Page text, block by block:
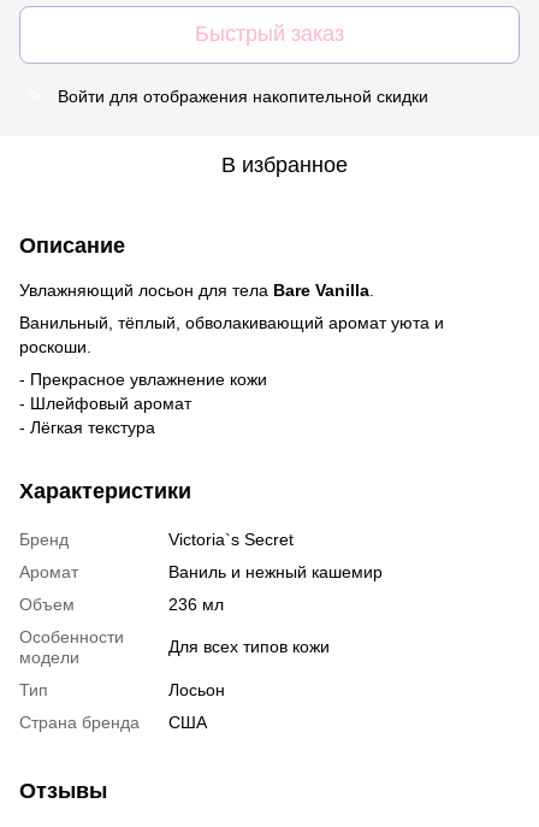
Быстрый заказ
Войти для отображения накопительной скидки
В избранное
Описание
Увлажняющий лосьон для тела Bare Vanilla
Ванильный, тёплый, обволакивающий аромат уюта и
роскоши.
- Прекрасное увлажнение кожи
- Шлейфовый аромат
- Лёгкая текстура
Характеристики
Бренд
Victoria`s Secret
Аромат
Ваниль и нежный кашемир
Объем
236 мл
Особенности
модели
Для всех типов кожи
Тип
Лосьон
Страна бренда
США
Отзывы